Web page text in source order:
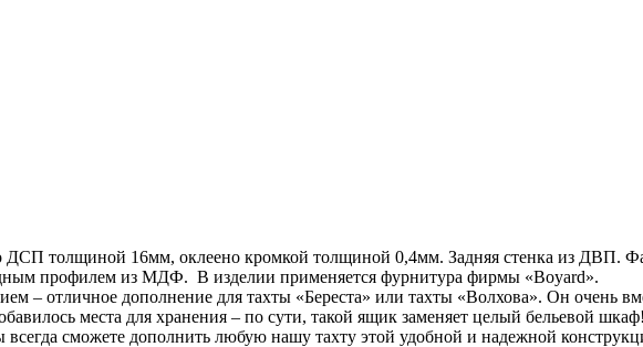
ДСП толщиной 16мм, оклеено кромкой толщиной 0,4мм. Задняя стенка из ДВП.
профилем из МДФ. В изделии применяется фурнитура фирмы «Boyard».
– отличное дополнение для тахты «Береста» или тахты «Волхова». Он очень
места для хранения – по сути, такой ящик заменяет целый бельевой
сможете дополнить любую нашу тахту этой удобной и надежной